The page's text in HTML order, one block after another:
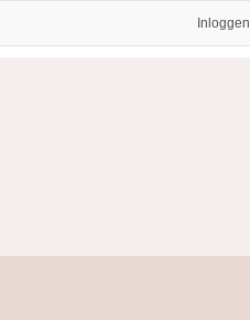
Inloggen